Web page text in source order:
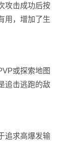
击成功后按
用，增加了生
或探索地图
追击逃跑的敌
求高爆发输